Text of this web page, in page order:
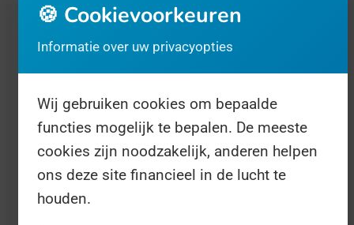
Dag van de Mantelzorg- op 10
november
Gezondheid
🍪 Cookievoorkeuren
Informatie over uw privacyopties
Wij gebruiken cookies om bepaalde
functies mogelijk te bepalen. De meeste
cookies zijn noodzakelijk, anderen helpen
ons deze site financieel in de lucht te
houden.